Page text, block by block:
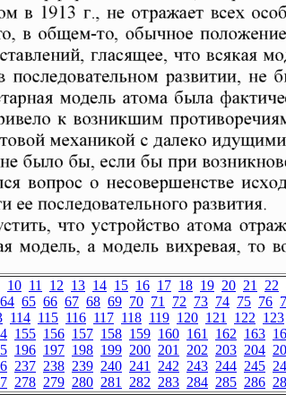
10 11 12 13 14 15 16 17 18 19 20 21 22
64 65 66 67 68 69 70 71 72 73 74 75 76
114 115 116 117 118 119 120 121 122 123
155 156 157 158 159 160 161 162 163
196 197 198 199 200 201 202 203 204
237 238 239 240 241 242 243 244 245
278 279 280 281 282 283 284 285 286